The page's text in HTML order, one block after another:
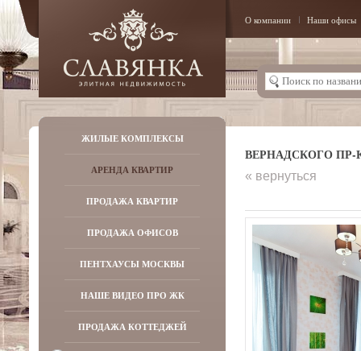
О компании Наши офисы
ЖИЛЫЕ КОМПЛЕКСЫ
АРЕНДА КВАРТИР
ПРОДАЖА КВАРТИР
ПРОДАЖА ОФИСОВ
ПЕНТХАУСЫ МОСКВЫ
НАШЕ ВИДЕО ПРО ЖК
ПРОДАЖА КОТТЕДЖЕЙ
ВЕРНАДСКОГО ПР-
« вернуться